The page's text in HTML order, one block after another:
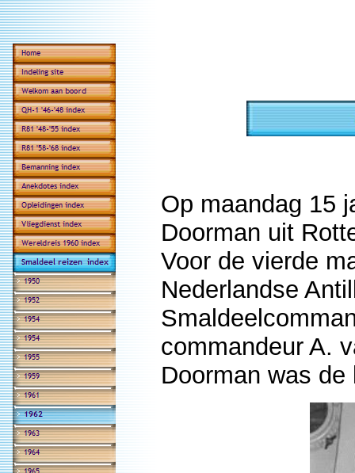
Op maandag 15
Doorman uit
Voor de vierde
Nederlandse
commandeur A.
Doorman was